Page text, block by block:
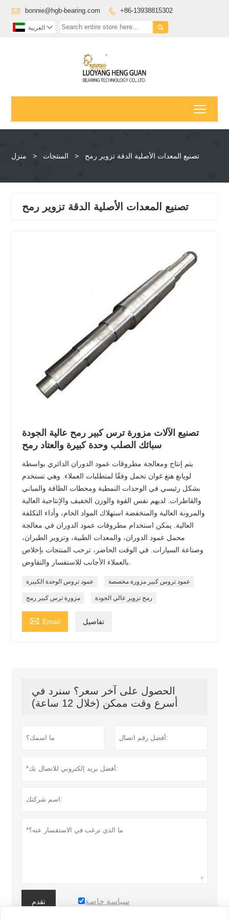
 bonnie@hgb-bearing.com  +86-13938815302
 العربية 
منزل > المنتجات > تصنيع المعدات الأصلية الدقة تزوير رمح
تصنيع المعدات الأصلية الدقة تزوير رمح
تصنيع الآلات مزورة ترس كبير رمح عالية الجودة
سبائك الصلب وحدة كبيرة والعتاد رمح
يتم إنتاج ومعالجة مطروقات عمود الدوران الدائري بواسطة
لويانغ هنغ غوان تحمل وفقًا لمتطلبات العملاء. وهي تستخدم
بشكل رئيسي في الوحدات النمطية ومحطات الطاقة والمباني
والقاطرات. لديهم نفس القوة والوزن الخفيف والإنتاجية العالية
والمرونة العالية والمنخفضة استهلاك المواد الخام، وأداء التكلفة
العالية. يمكن استخدام مطروقات عمود الدوران في معالجة
محمل عمود الدوران، والمعدات الطبية، وتزوير الطيران،
وصناعة السيارات. في الوقت الحاضر، ترحب المنتجات بإخلاص
عمود تروس الوحدة الكبيرة عمود تروس كبير مزورة مخصصة
مزورة ترس كبير رمح رمح تزوير عالي الجودة
 Email تفاصيل
الحصول على آخر سعر؟ سنرد في
أسرع وقت ممكن (خلال 12 ساعة)
تقدم سياسة خاصة